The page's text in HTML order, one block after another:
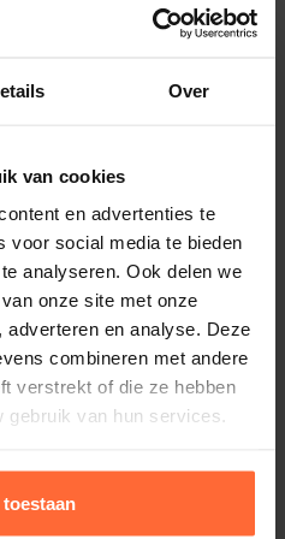
Over
van cookies
en advertenties te
voor social media te bieden
analyseren. Ook delen we
onze site met onze
en analyse. Deze
combineren met andere
verstrekt of die ze hebben
gebruik van hun services.
worden deze blokken
zijn gemaakt van
hogere thermische
van het zwembadwater
is voor de
bouwblok High
ca. 1 week